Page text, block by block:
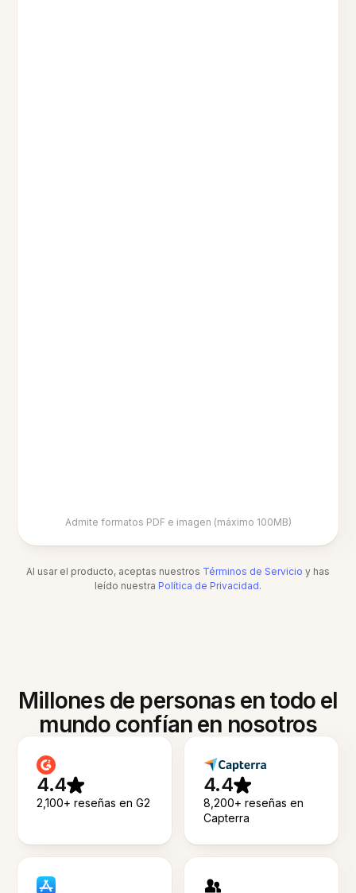
Admite formatos PDF e imagen (máximo 100MB)
Al usar el producto, aceptas nuestros Términos de Servicio y has
leído nuestra Política de Privacidad.
Millones de personas en todo el
mundo confían en nosotros
4.4
2,100+ reseñas en G2
4.4
8,200+ reseñas en
Capterra